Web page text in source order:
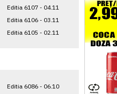
Editia 6107 - 04.11
Editia 6106 - 03.11
Editia 6105 - 02.11
Editia 6086 - 06.10